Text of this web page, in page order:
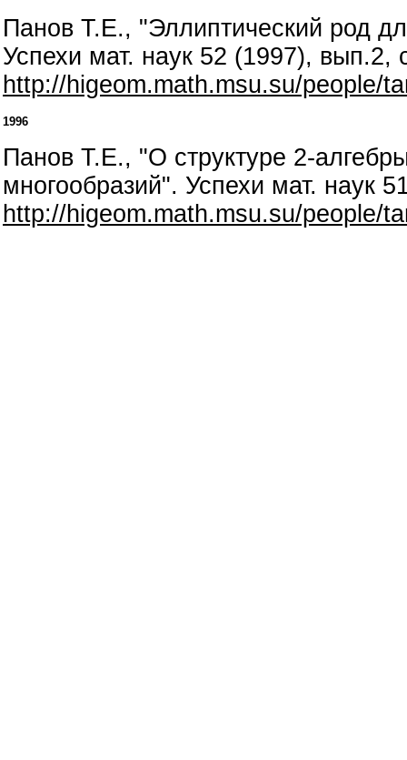
Панов Т.Е., "Эллиптический род
Успехи мат. наук 52 (1997), вып.2,
http://higeom.math.msu.su/people/
1996
Панов Т.Е., "О структуре 2-
многообразий". Успехи мат. наук
http://higeom.math.msu.su/people/